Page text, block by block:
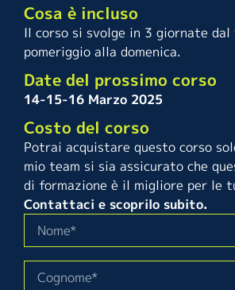
Cosa è incluso
Il corso si svolge in 3 giornate dal
pomeriggio alla domenica.
Date del prossimo corso
14-15-16 Marzo 2025
Costo del corso
Potrai acquistare questo corso
mio team si sia assicurato che
di formazione è il migliore per le
Contattaci e scoprilo subito.